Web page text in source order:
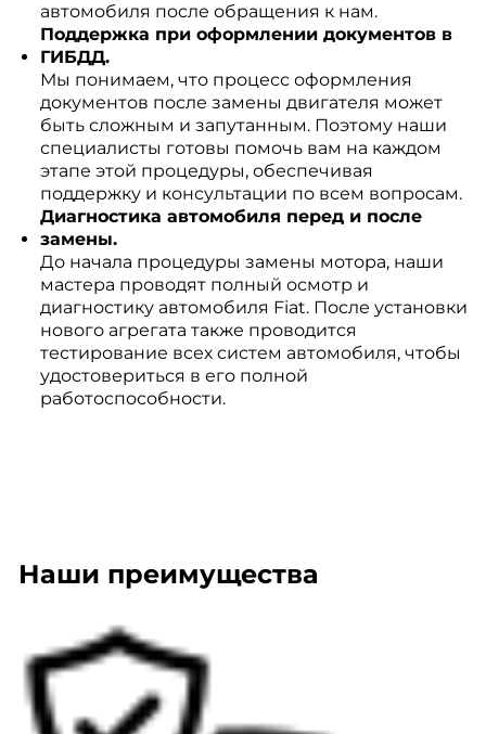
автомобиля после обращения к нам.
Поддержка при оформлении документов в
ГИБДД.
Мы понимаем, что процесс оформления
документов после замены двигателя может
быть сложным и запутанным. Поэтому наши
специалисты готовы помочь вам на каждом
этапе этой процедуры, обеспечивая
поддержку и консультации по всем вопросам.
Диагностика автомобиля перед и после
замены.
До начала процедуры замены мотора, наши
мастера проводят полный осмотр и
диагностику автомобиля Fiat. После установки
нового агрегата также проводится
тестирование всех систем автомобиля, чтобы
удостовериться в его полной
работоспособности.
Наши преимущества